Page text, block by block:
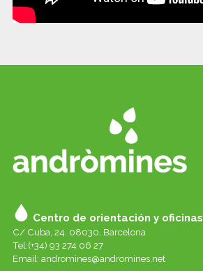
Centro de orientación y oficinas
C/ Cuba, 24. 08030, Barcelona
Tel:(+34) 93 274 06 27
Email: andromines@andromines.net